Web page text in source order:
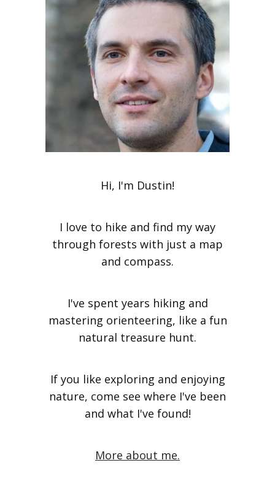
Hi, I'm Dustin!
I love to hike and find my way
through forests with just a map
and compass.
I've spent years hiking and
mastering orienteering, like a fun
natural treasure hunt.
If you like exploring and enjoying
nature, come see where I've been
and what I've found!
More about me.